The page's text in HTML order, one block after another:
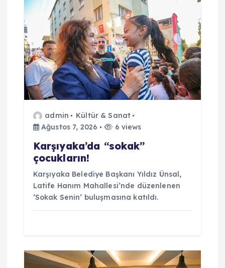
n
m
e
s
admin
Kültür & Sanat
Ağustos 7, 2026
6 views
Karşıyaka’da “sokak”
çocukların!
Karşıyaka Belediye Başkanı Yıldız Ünsal,
Latife Hanım Mahallesi’nde düzenlenen
‘Sokak Senin’ buluşmasına katıldı.